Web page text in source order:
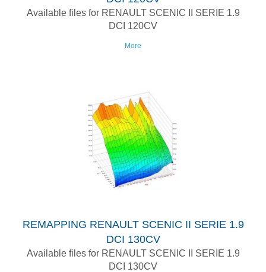
Available files for RENAULT SCENIC II SERIE 1.9
DCI 120CV
More
REMAPPING RENAULT SCENIC II SERIE 1.9
DCI 130CV
Available files for RENAULT SCENIC II SERIE 1.9
DCI 130CV